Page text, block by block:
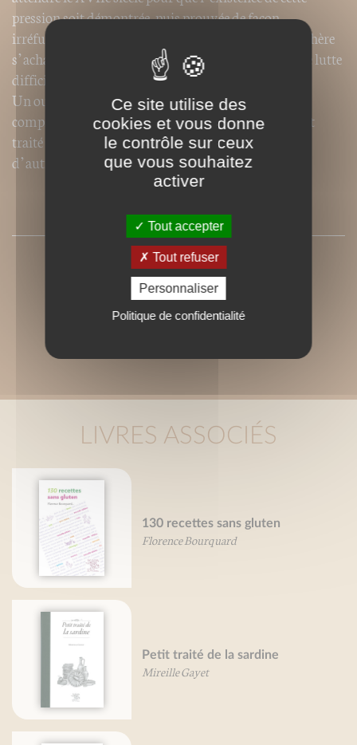
pression soit démontrée, puis prouvée de façon
irréfutable. Mais les opposants au poids de l’atmosphère
s’acharnèrent, et cet ouvrage retrace l’histoire d’une lutte
difficile entre idées reçues et science expérimentale.
Un ouvrage clair, accessible à tout lecteur curieux de
comprendre un phénomène fondamental, largement
traité dans les manuels de physique « élémentaire »...
d’autrefois.
SOMMAIRE
LIVRES ASSOCIÉS
130 recettes sans gluten
Florence Bourquard
Petit traité de la sardine
Mireille Gayet
Ce site utilise des
cookies et vous donne
le contrôle sur ceux
que vous souhaitez
activer
Tout accepter
Tout refuser
Personnaliser
Politique de confidentialité